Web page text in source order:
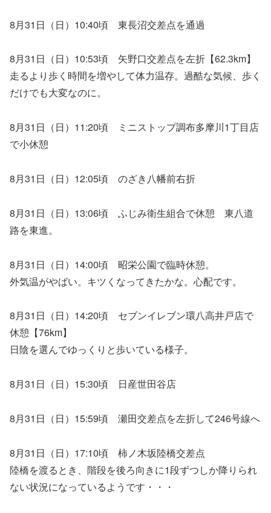
8月31日（日）10:40頃 東長沼交差点を通過
8月31日（日）10:53頃 矢野口交差点を左折【62.3km】
走るより歩く時間を増やして体力温存。過酷な気候、歩く
だけでも大変なのに。
8月31日（日）11:20頃 ミニストップ調布多摩川1丁目店
で小休憩
8月31日（日）12:05頃 のざき八幡前右折
8月31日（日）13:06頃 ふじみ衛生組合で休憩 東八道
路を東進。
8月31日（日）14:00頃 昭栄公園で臨時休憩。
外気温がやばい。キツくなってきたかな。心配です。
8月31日（日）14:20頃 セブンイレブン環八高井戸店で
休憩【76km】
日陰を選んでゆっくりと歩いている様子。
8月31日（日）15:30頃 日産世田谷店
8月31日（日）15:59頃 瀬田交差点を左折して246号線へ
8月31日（日）17:10頃 柿ノ木坂陸橋交差点
陸橋を渡るとき、階段を後ろ向きに1段ずつしか降りられ
ない状況になっているようです・・・